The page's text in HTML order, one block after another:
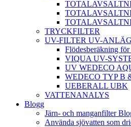
TRYCKFILTER
UV-FILTER UV-
Flödesberäkning
VIQUA UV-
UV WEDECO
WEDECO TYP B
UEBERALL UBK
VATTENANALYS
Blogg
Järn- och manganfilter
Använda sjövatten som